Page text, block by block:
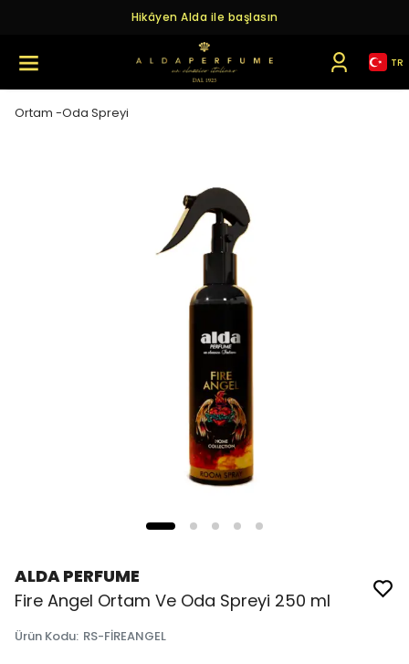
Hikâyen Alda ile başlasın
TR
Ortam -Oda Spreyi
ALDA PERFUME
Fire Angel Ortam Ve Oda Spreyi 250 ml
Ürün Kodu: RS-FİREANGEL